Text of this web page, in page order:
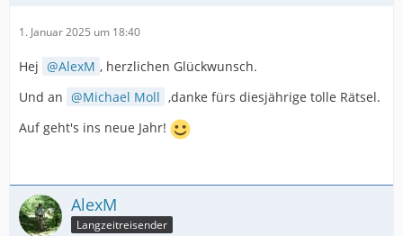
1. Januar 2025 um 18:40
Hej AlexM , herzlichen Glückwunsch.
Und an
Michael Moll ,danke fürs diesjährige tolle Rätsel.
Auf geht's ins neue Jahr!
AlexM
Langzeitreisender